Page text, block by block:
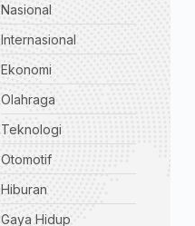
Nasional
Internasional
Ekonomi
Olahraga
Teknologi
Otomotif
Hiburan
Gaya Hidup